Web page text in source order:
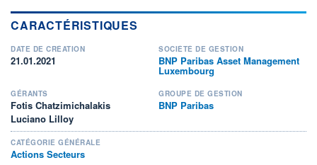
CARACTÉRISTIQUES
DATE DE CRÉATION
21.01.2021
SOCIÉTÉ DE GESTION
BNP Paribas Asset Management
Luxembourg
GÉRANTS
Fotis Chatzimichalakis
Luciano Lilloy
GROUPE DE GESTION
BNP Paribas
CATÉGORIE GÉNÉRALE
Actions Secteurs